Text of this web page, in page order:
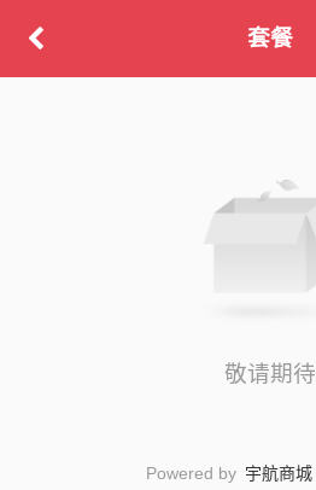
套餐
敬请期待
Powered by 宇航商城